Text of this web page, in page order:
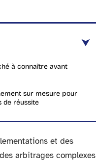
à connaître avant
sur mesure pour
de réussite
et des
arbitrages complexes